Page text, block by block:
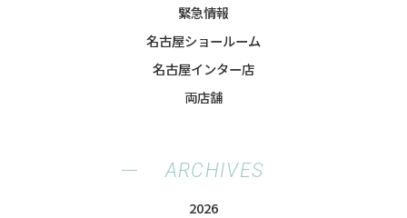
緊急情報
名古屋ショールーム
名古屋インター店
両店舗
ARCHIVES
2026